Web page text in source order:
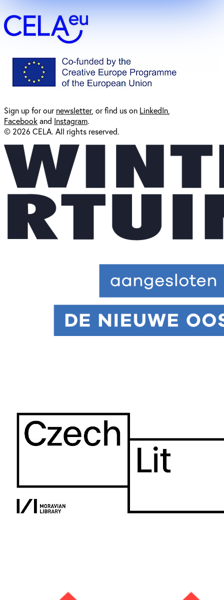
Sign up for ournewsletter, or find us on LinkedIn
Facebookand Instagram.
© 2026 CELA. All rights reserved.